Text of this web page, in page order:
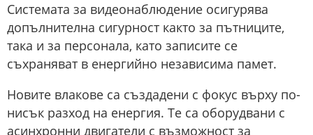
Системата за видеонаблюдение осигурява
допълнителна сигурност както за пътниците,
така и за персонала, като записите се
съхраняват в енергийно независима памет.
Новите влакове са създадени с фокус върху по-
нисък разход на енергия. Те са оборудвани с
асинхронни двигатели с възможност за